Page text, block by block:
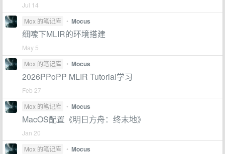
Jul 14
Mox 的笔记库
• Mocus
细嗦下MLIR的环境搭建
May 5
Mox 的笔记库
• Mocus
2026PPoPP MLIR Tutorial学习
Feb 27
Mox 的笔记库
• Mocus
MacOS配置《明日方舟：终末地》
Jan 20
Mox 的笔记库
• Mocus